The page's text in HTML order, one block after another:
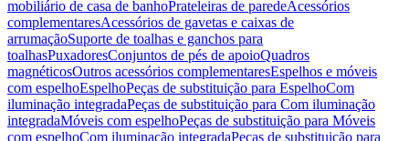
mobiliário de casa de banhoPrateleiras de paredeAcessórios
complementaresAcessórios de gavetas e caixas de
arrumaçãoSuporte de toalhas e ganchos para
toalhasPuxadoresConjuntos de pés de apoioQuadros
magnéticosOutros acessórios complementaresEspelhos e móveis
com espelhoEspelhoPeças de substituição para EspelhoCom
iluminação integradaPeças de substituição para Com iluminação
integradaMóveis com espelhoPeças de substituição para Móveis
com espelhoCom iluminação integradaPeças de substituição para